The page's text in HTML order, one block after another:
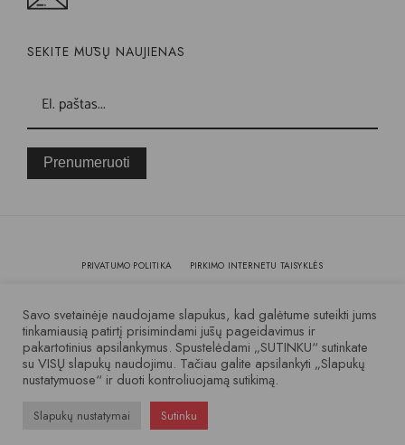
SEKITE MŪSŲ NAUJIENAS
Prenumeruoti
© 2007 – 2025 Visos teisės saugomos
PRIVATUMO POLITIKA
PIRKIMO INTERNETU TAISYKLĖS
Savo svetainėje naudojame slapukus, kad galėtume suteikti jums
tinkamiausią patirtį prisimindami jūsų pageidavimus ir
pakartotinius apsilankymus. Spustelėdami „SUTINKU“ sutinkate
su VISŲ slapukų naudojimu. Tačiau galite apsilankyti „Slapukų
nustatymuose“ ir duoti kontroliuojamą sutikimą.
Slapukų nustatymai Sutinku